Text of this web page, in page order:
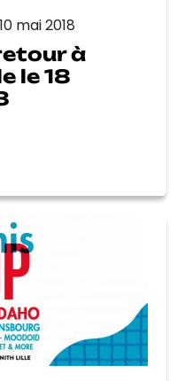
mai 2018
à
le 18